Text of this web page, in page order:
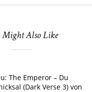
Might Also Like
The Emperor – Du
(Dark Verse 3) von